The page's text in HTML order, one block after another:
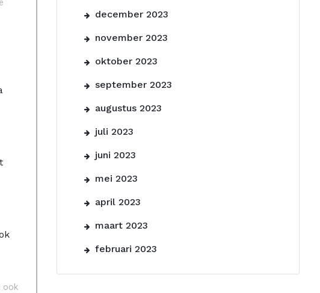
ook
december 2023
november 2023
oktober 2023
september 2023
augustus 2023
juli 2023
juni 2023
mei 2023
april 2023
maart 2023
februari 2023